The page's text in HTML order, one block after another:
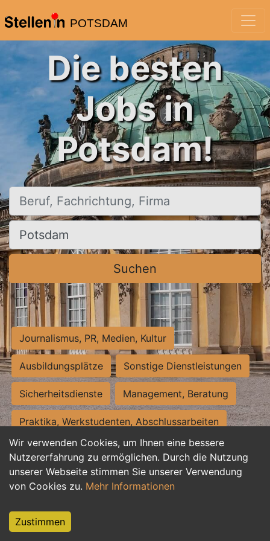
POTSDAM
Wir verwenden Cookies, um Ihnen eine bessere
Nutzererfahrung zu ermöglichen. Durch die Nutzung
unserer Webseite stimmen Sie unserer Verwendung
von Cookies zu. Mehr Informationen
Zustimmen
Die besten
Jobs in
Potsdam!
Beruf, Fachrichtung, Firma
Ort, Stadt
Suchen
Journalismus, PR, Medien, Kultur
Ausbildungsplätze Sonstige Dienstleistungen
Sicherheitsdienste Management, Beratung
Praktika, Werkstudenten, Abschlussarbeiten
Personalwesen Assistenz, Sekretariat
Hilfskräfte, Aushilfs- und Nebenjobs
Weiterbildung, Studium, duale Ausbildung